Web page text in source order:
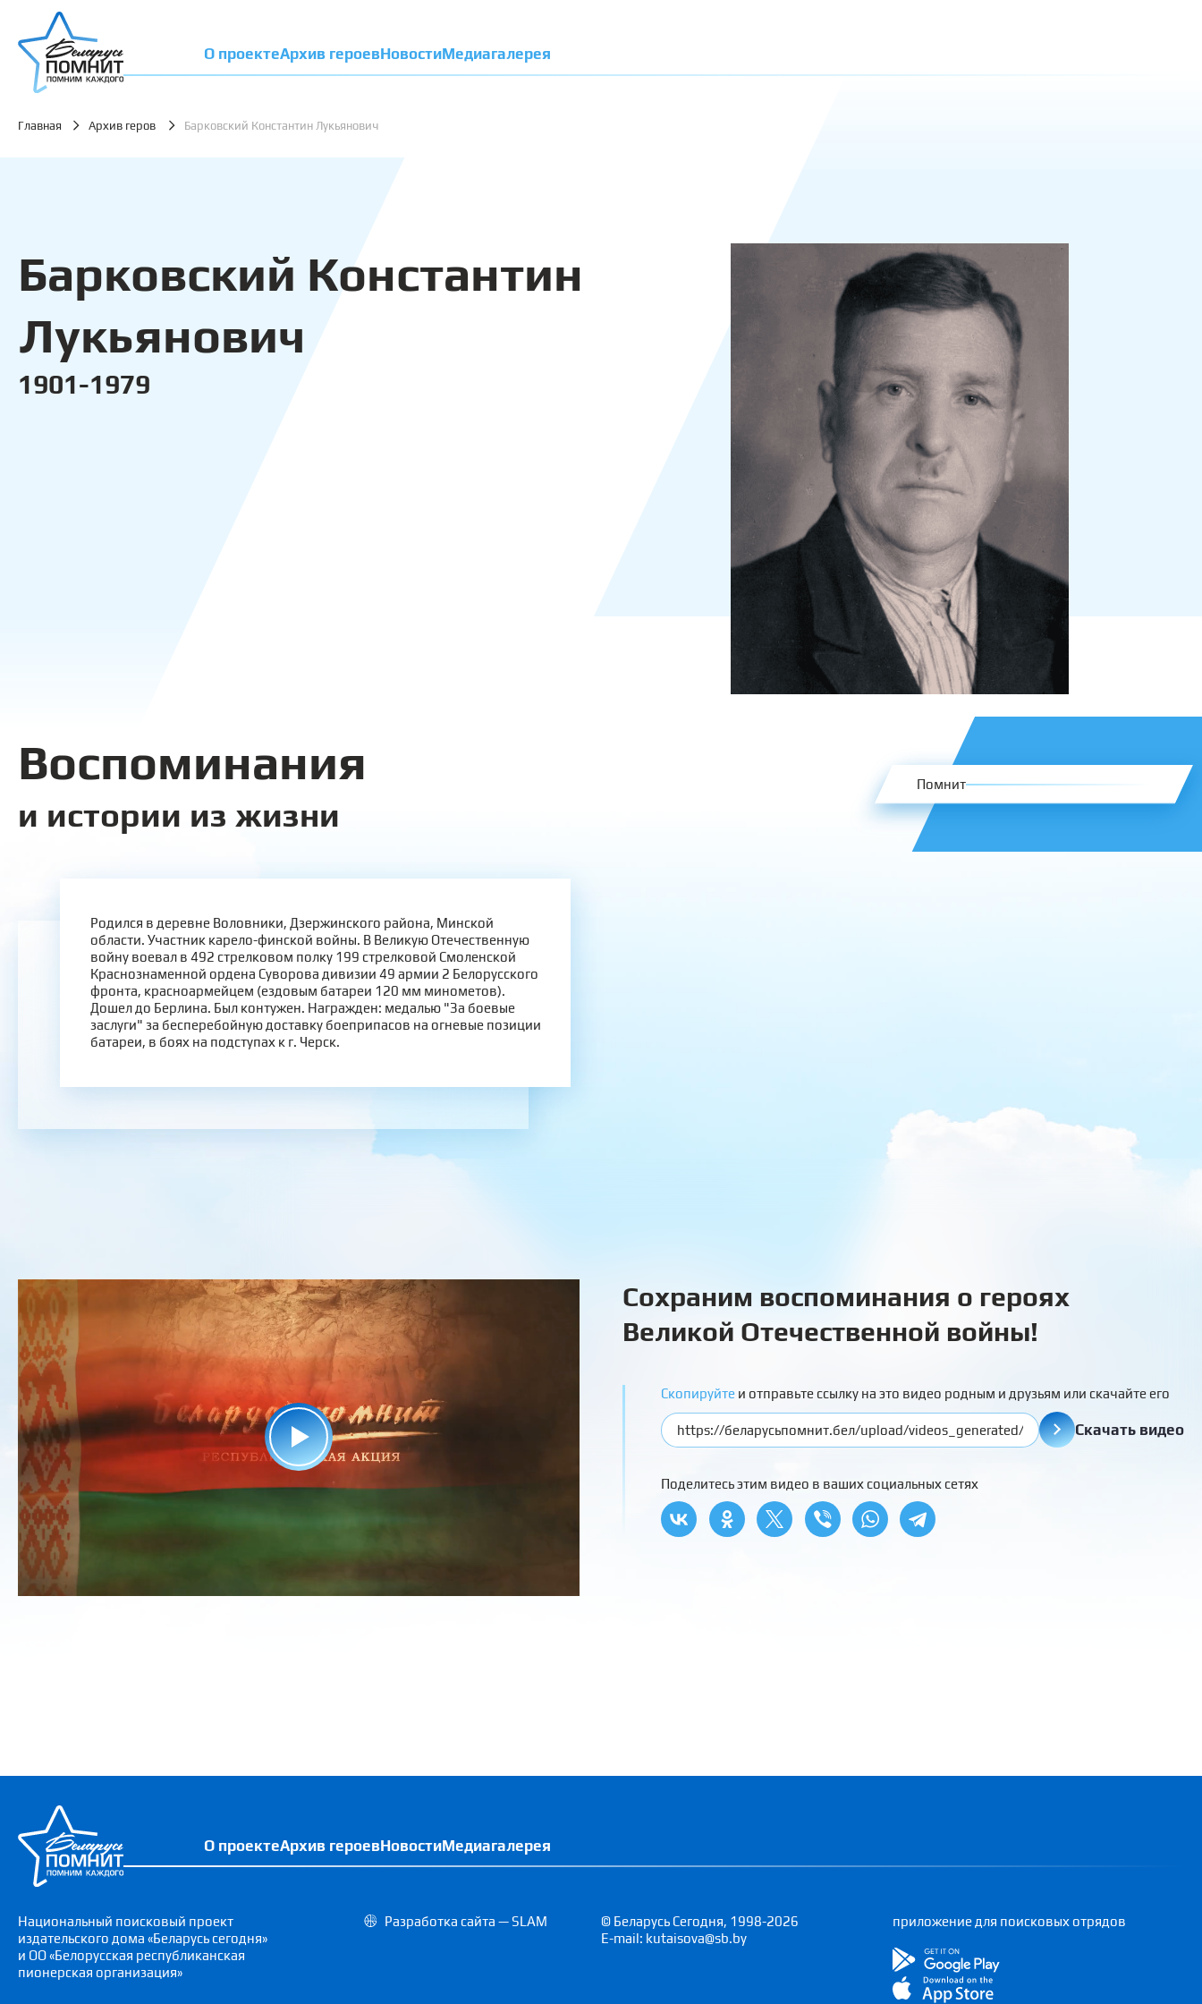
О проектеАрхив героевНовостиМедиагалерея
Главная Архив геров Барковский Константин Лукьянович
Барковский Константин
Лукьянович
1901-1979
Воспоминания
и истории из жизни
Помнит
Родился в деревне Воловники, Дзержинского района, Минской
области. Участник карело-финской войны. В Великую Отечественную
войну воевал в 492 стрелковом полку 199 стрелковой Смоленской
Краснознаменной ордена Суворова дивизии 49 армии 2 Белорусского
фронта, красноармейцем (ездовым батареи 120 мм минометов).
Дошел до Берлина. Был контужен. Награжден: медалью "За боевые
заслуги" за бесперебойную доставку боеприпасов на огневые позиции
батареи, в боях на подступах к г. Черск.
Сохраним воспоминания о героях
Великой Отечественной войны!
Скопируйте и отправьте ссылку на это видео родным и друзьям или скачайте его
Скачать видео
Поделитесь этим видео в ваших социальных сетях
О проектеАрхив героевНовостиМедиагалерея
Национальный поисковый проект
издательского дома «Беларусь сегодня»
и ОО «Белорусская республиканская
пионерская организация»
Разработка сайта — SLAM
© Беларусь Сегодня, 1998-2026
E-mail: kutaisova@sb.by
приложение для поисковых отрядов